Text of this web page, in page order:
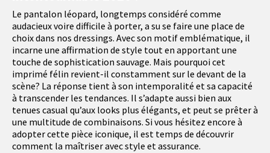
Le pantalon léopard, longtemps considéré comme
audacieux voire difficile à porter, a su se faire une place de
choix dans nos dressings. Avec son motif emblématique, il
incarne une affirmation de style tout en apportant une
touche de sophistication sauvage. Mais pourquoi cet
imprimé félin revient-il constamment sur le devant de la
scène? La réponse tient à son intemporalité et sa capacité
à transcender les tendances. Il s’adapte aussi bien aux
tenues casual qu’aux looks plus élégants, et peut se prêter à
une multitude de combinaisons. Si vous hésitez encore à
adopter cette pièce iconique, il est temps de découvrir
comment la maîtriser avec style et assurance.